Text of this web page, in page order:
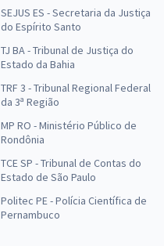
SEJUS ES - Secretaria da Justiça
do Espírito Santo
TJ BA - Tribunal de Justiça do
Estado da Bahia
TRF 3 - Tribunal Regional Federal
da 3ª Região
MP RO - Ministério Público de
Rondônia
TCE SP - Tribunal de Contas do
Estado de São Paulo
Politec PE - Polícia Científica de
Pernambuco